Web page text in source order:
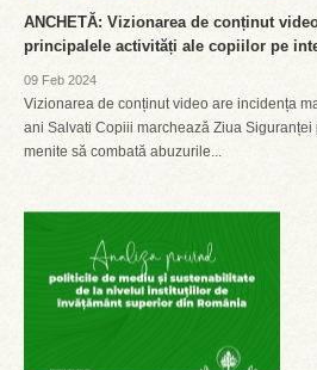
ANCHETĂ: Vizionarea de conținut
principalele activități ale copiilor pe
09 Feb 2024
Vizionarea de conținut video are incidența
ani Salvati Copiii marchează Ziua
menite să combată abuzurile...